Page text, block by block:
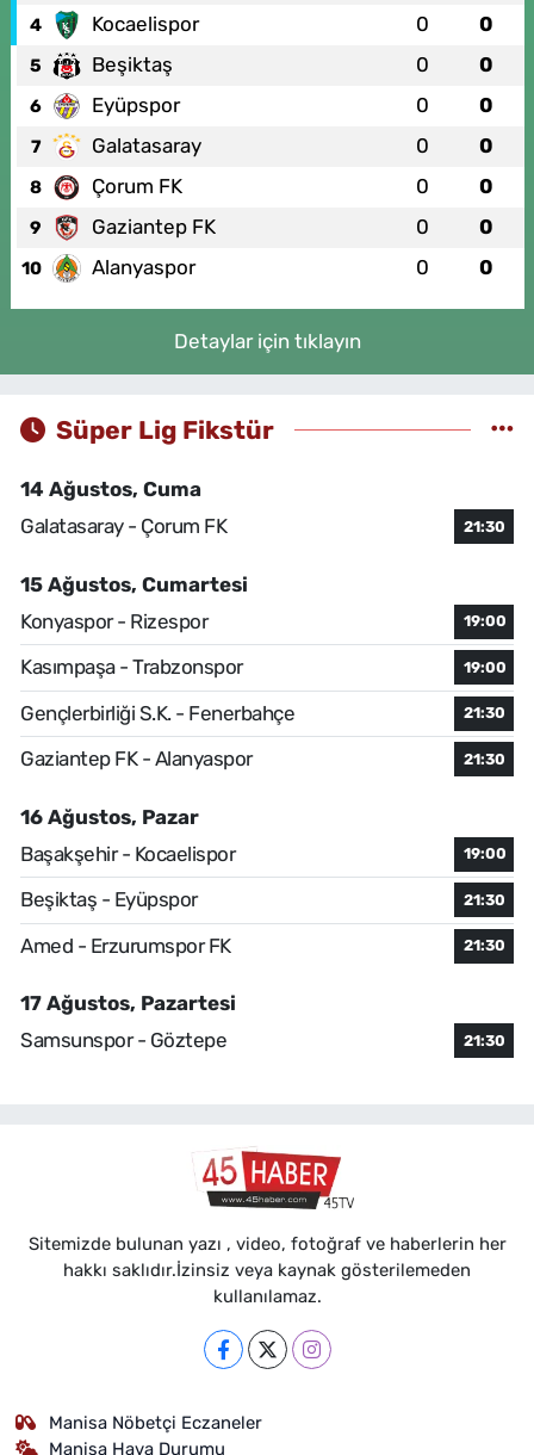
4 Kocaelispor 0 0
5 Beşiktaş 0 0
6 Eyüpspor 0 0
7 Galatasaray 0 0
8 Çorum FK 0 0
9 Gaziantep FK 0 0
10 Alanyaspor 0 0
Detaylar için tıklayın
Süper Lig Fikstür
14 Ağustos, Cuma
Galatasaray - Çorum FK
21:30
15 Ağustos, Cumartesi
Konyaspor - Rizespor
19:00
Kasımpaşa - Trabzonspor 19:00
Gençlerbirliği S.K. - Fenerbahçe 21:30
Gaziantep FK - Alanyaspor 21:30
16 Ağustos, Pazar
Başakşehir - Kocaelispor
19:00
Beşiktaş - Eyüpspor 21:30
Amed - Erzurumspor FK 21:30
17 Ağustos, Pazartesi
Samsunspor - Göztepe
21:30
Sitemizde bulunan yazı , video, fotoğraf ve haberlerin her
hakkı saklıdır.İzinsiz veya kaynak gösterilemeden
kullanılamaz.
Manisa Nöbetçi Eczaneler
Manisa Hava Durumu